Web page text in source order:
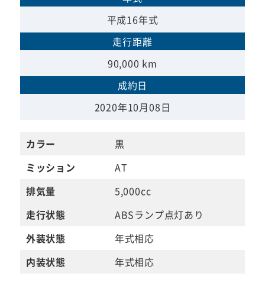
平成16年式
走行距離
90,000 km
成約日
2020年10月08日
カラー
黒
ミッション
AT
排気量
5,000cc
走行状態
ABSランプ点灯あり
外装状態
年式相応
内装状態
年式相応